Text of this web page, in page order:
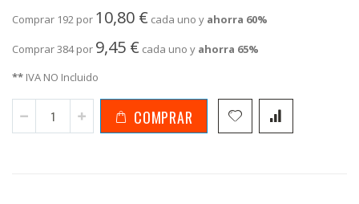
Comprar 192 por 10,80 € cada uno y ahorra 60%
Comprar 384 por 9,45 € cada uno y ahorra 65%
** IVA NO Incluido
COMPRAR